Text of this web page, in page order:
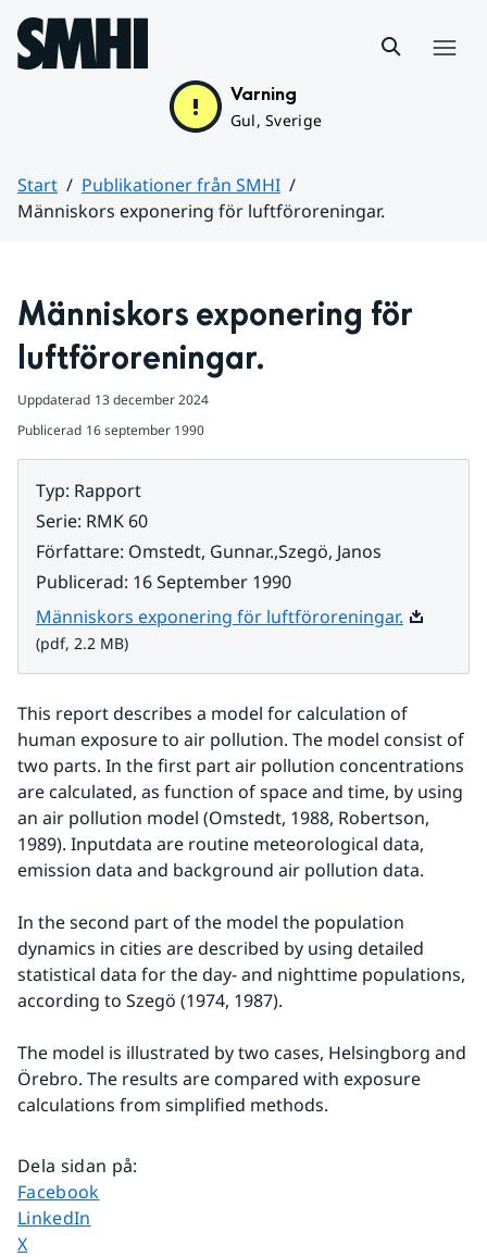
Hoppa till sidans innehåll
Varning
Gul, Sverige
Start
Publikationer från SMHI
Människors exponering för luftföroreningar.
Människors exponering för
luftföroreningar.
Uppdaterad 13 december 2024
Publicerad 16 september 1990
Typ: Rapport
Serie: RMK 60
Författare: Omstedt, Gunnar.,Szegö, Janos
Publicerad: 16 September 1990
Människors exponering för luftföroreningar. Pdf, 2.2
(pdf, 2.2 MB)
This report describes a model for calculation of
human exposure to air pollution. The model consist of
two parts. In the first part air pollution concentrations
are calculated, as function of space and time, by using
an air pollution model (Omstedt, 1988, Robertson,
1989). Inputdata are routine meteorological data,
emission data and background air pollution data.
In the second part of the model the population
dynamics in cities are described by using detailed
statistical data for the day- and nighttime populations,
according to Szegö (1974, 1987).
The model is illustrated by two cases, Helsingborg and
Örebro. The results are compared with exposure
calculations from simplified methods.
Dela sidan på:
Dela sidan på
Facebook
Dela sidan på
LinkedIn
Dela sidan på
X